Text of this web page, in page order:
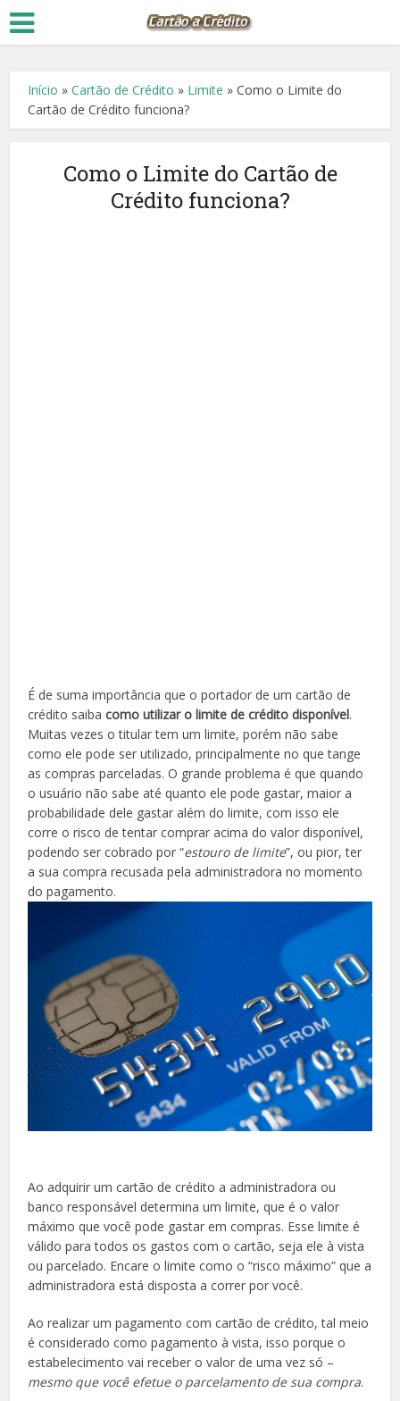
Início »Cartão de Crédito » Limite »Como o Limite do
Cartão de Crédito funciona?
Como o Limite do Cartão de
Crédito funciona?
É de suma importância que o portador de um cartão de
crédito saibacomo utilizar o limite de crédito disponível.
Muitas vezes o titular tem um limite, porém não sabe
como ele pode ser utilizado, principalmente no que tange
as compras parceladas. O grande problema é que quando
o usuário não sabe até quanto ele pode gastar, maior a
probabilidade dele gastar além do limite, com isso ele
corre o risco de tentar comprar acima do valor disponível,
podendo ser cobrado por “estouro de limite”, ou pior, ter
a sua compra recusada pela administradora no momento
do pagamento.
Ao adquirir um cartão de crédito a administradora ou
banco responsável determina um limite, que é o valor
máximo que você pode gastar em compras. Esse limite é
válido para todos os gastos com o cartão, seja ele à vista
ou parcelado. Encare o limite como o “risco máximo” que a
administradora está disposta a correr por você.
Ao realizar um pagamento com cartão de crédito, tal meio
é considerado como pagamento à vista, isso porque o
estabelecimento vai receber o valor de uma vez só –
mesmo que você efetue o parcelamento de sua compra.